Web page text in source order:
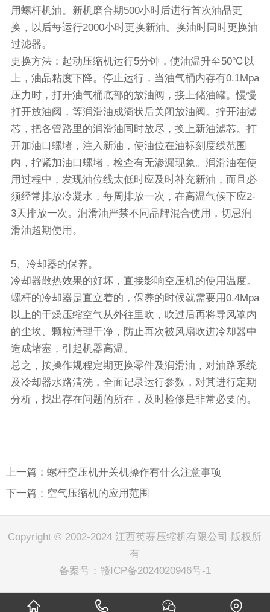
用螺杆机油。新机磨合期500小时后进行首次油品更
换，以后每运行2000小时更换新油。换油时同时更换油
过滤器。
更换方法：起动压缩机运行5分钟，使油温升至50℃以
上，油品粘度下降。停止运行，当油气桶内存有0.1Mpa
压力时，打开油气桶底部的放油阀，接上储油罐。慢慢
打开放油阀，等润滑油成滴状后关闭放油阀。拧开油滤
芯，把各管路里的润滑油同时放尽，换上新油滤芯。打
开加油口螺堵，注入新油，使油位在油标刻度线范围
内，拧紧加油口螺堵，检查有无渗漏现象。润滑油在使
用过程中，发现油位线太低时应及时补充新油，而且必
须经常排放冷凝水，每周排放一次，在高温气候下应2-
3天排放一次。润滑油严禁不同品牌混合使用，切忌润
滑油超期使用。
5、冷却器的保养。
冷却器散热效果的好坏，直接影响空压机的使用温度。
螺杆的冷却器是直立着的，保养的时候就需要用0.4Mpa
以上的干燥压缩空气从外往里吹，吹过后再将导风罩内
的尘埃、颗粒清理干净，防止再次被风扇吹进冷却器中
造成堵塞，引起机器高温。
总之，按操作规程定期更换零件及润滑油，对油路系统
及冷却器水路清洗，全面记录运行参数，对其进行定期
分析，找出存在问题的所在，及时检修是非常必要的。
上一篇：螺杆空压机开关机操作有什么注意事项
下一篇：空气压缩机的应用范围
Copyright © 2002-2024 江西英赛压缩机有限公司 版权所
有
备案号： 赣ICP备2024020946号-1